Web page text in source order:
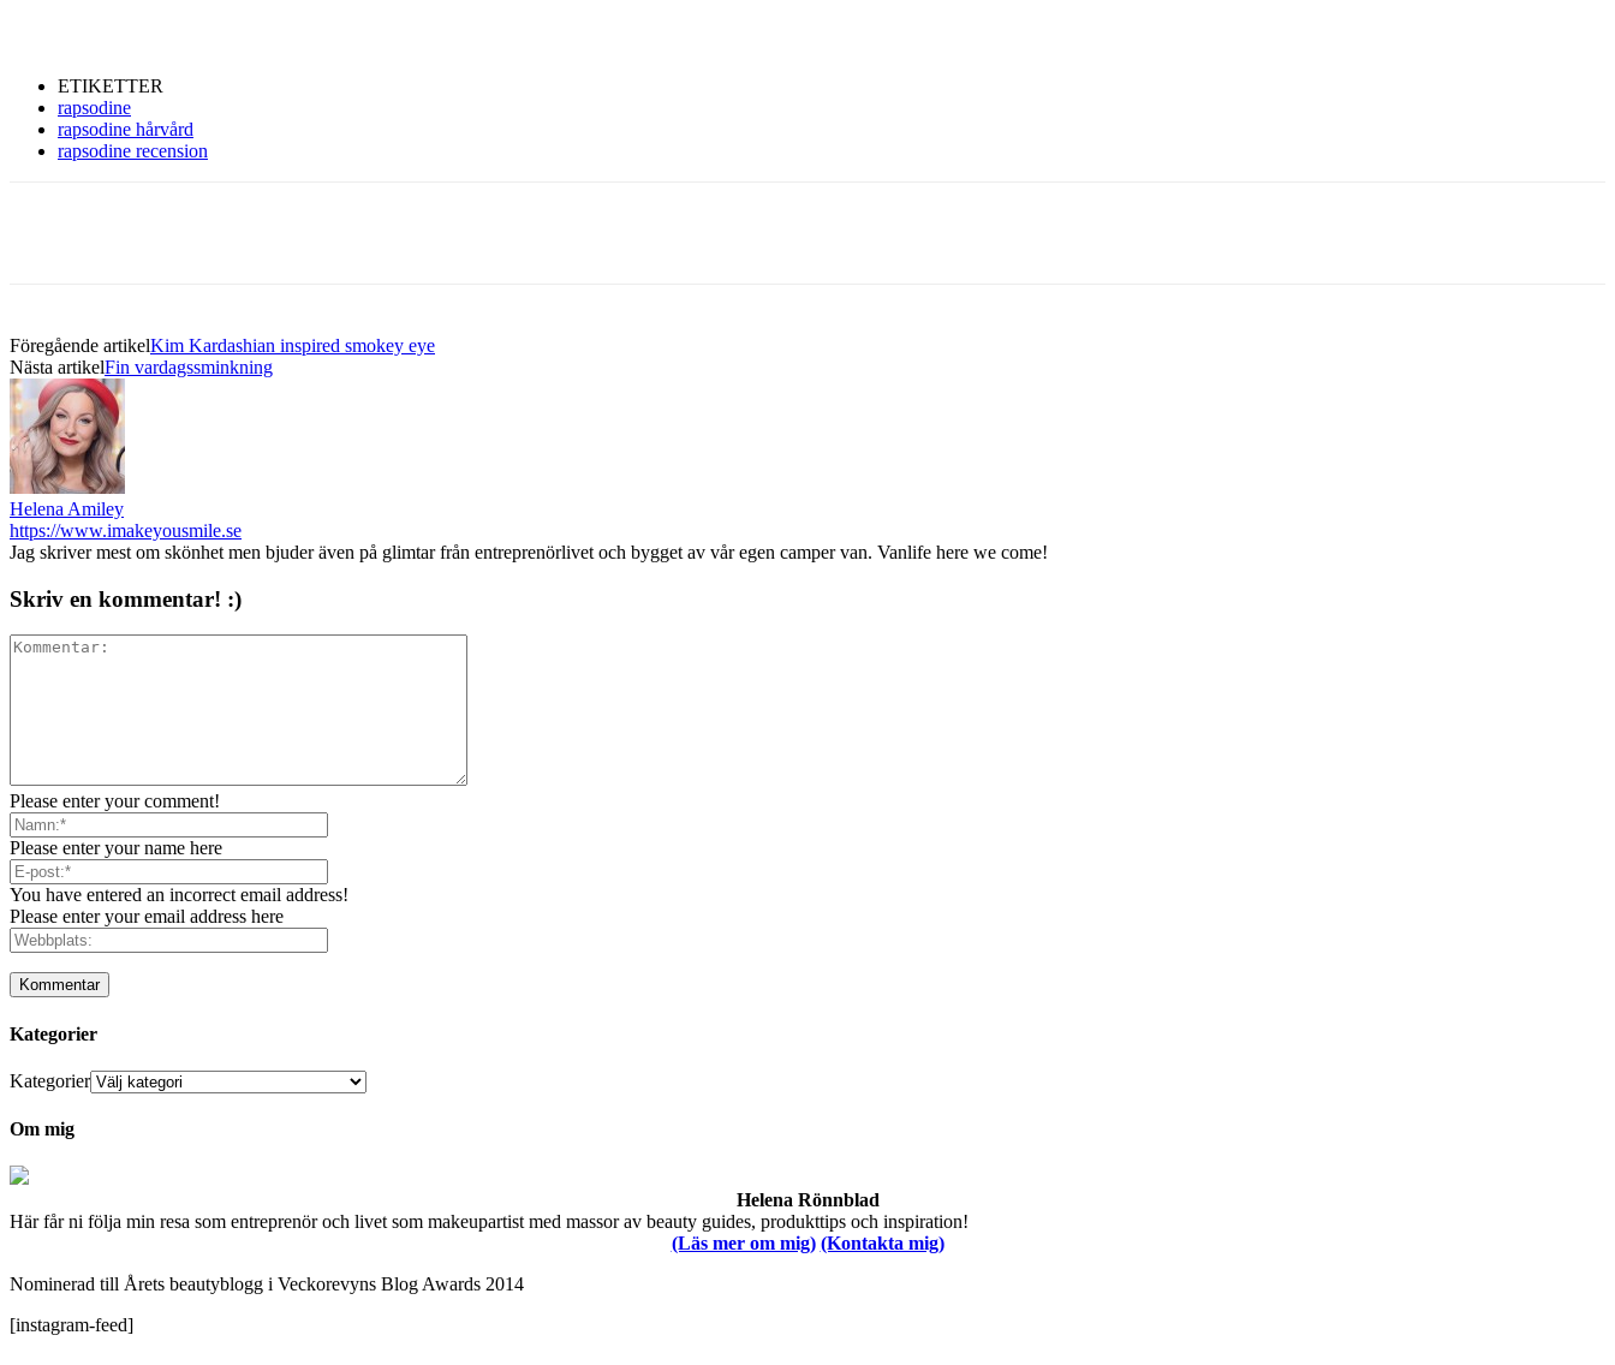
ETIKETTER
rapsodine
rapsodine hårvård
rapsodine recension
Föregående artikelKim Kardashian inspired smokey eye
Nästa artikelFin vardagssminkning
Helena Amiley
https://www.imakeyousmile.se
Jag skriver mest om skönhet men bjuder även på glimtar från entreprenörlivet och bygget av vår egen camper van. Vanlife here we come!
Skriv en kommentar! :)
Please enter your comment!
Please enter your name here
You have entered an incorrect email address!
Please enter your email address here
Kategorier
Kategorier
Om mig
Helena Rönnblad
Här får ni följa min resa som entreprenör och livet som makeupartist med massor av beauty guides, produkttips och inspiration!
(Läs mer om mig) (Kontakta mig)
Nominerad till Årets beautyblogg i Veckorevyns Blog Awards 2014
[instagram-feed]